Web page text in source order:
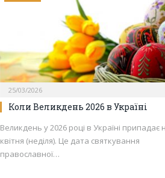
25/03/2026
Коли Великдень 2026 в Україні
Великдень у 2026 році в Україні припадає
квітня (неділя). Це дата святкування
православної…